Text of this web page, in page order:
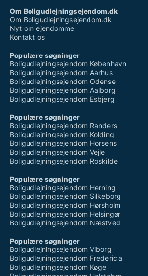
Om Boligudlejningsejendom.dk
Om Boligudlejningsejendom.dk
Nyt om ejendomme
Kontakt os
Populære søgninger
Boligudlejningsejendom København
Boligudlejningsejendom Aarhus
Boligudlejningsejendom Odense
Boligudlejningsejendom Aalborg
Boligudlejningsejendom Esbjerg
Populære søgninger
Boligudlejningsejendom Randers
Boligudlejningsejendom Kolding
Boligudlejningsejendom Horsens
Boligudlejningsejendom Vejle
Boligudlejningsejendom Roskilde
Populære søgninger
Boligudlejningsejendom Herning
Boligudlejningsejendom Silkeborg
Boligudlejningsejendom Hørsholm
Boligudlejningsejendom Helsingør
Boligudlejningsejendom Næstved
Populære søgninger
Boligudlejningsejendom Viborg
Boligudlejningsejendom Fredericia
Boligudlejningsejendom Køge